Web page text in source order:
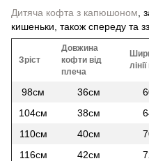
Дитяча кофта з капюшоном ,
кишеньки, також спереду та
Зріст
Довжина
кофти від
плеча
98см 36см
104см
38см
110см
40см
116см
42см